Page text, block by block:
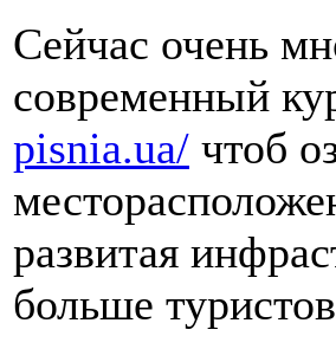
Сейчас очень
современный
pisnia.ua/ чтоб
развитая
больше